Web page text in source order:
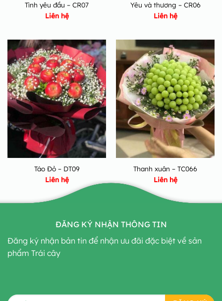
Tình yêu đầu – CR07
Liên hệ
Yêu và thương – CR06
Liên hệ
Táo Đỏ – DT09
Liên hệ
Thanh xuân – TC066
Liên hệ
ĐĂNG KÝ NHẬN THÔNG TIN
Đăng ký nhận bản tin để nhận ưu đãi đặc biệt về sản
phẩm Trái cây